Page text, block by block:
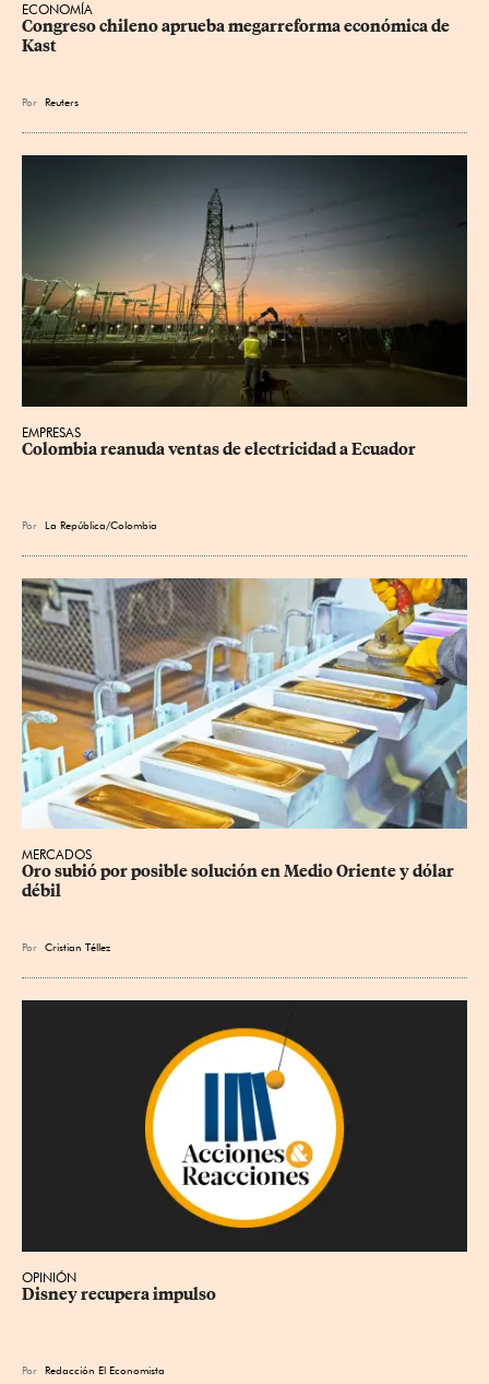
ECONOMÍA
Congreso chileno aprueba megarreforma económica de
Kast
Por Reuters
EMPRESAS
Colombia reanuda ventas de electricidad a Ecuador
Por La República/Colombia
MERCADOS
Oro subió por posible solución en Medio Oriente y dólar
débil
Por Cristian Téllez
OPINIÓN
Disney recupera impulso
Por Redacción El Economista